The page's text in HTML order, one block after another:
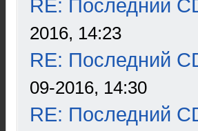
RE: Последний
2016, 14:23
RE: Последний
09-2016, 14:30
RE: Последний